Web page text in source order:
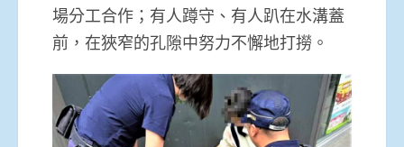
場分工合作；有人蹲守、有人趴在水溝蓋
前，在狹窄的孔隙中努力不懈地打撈。